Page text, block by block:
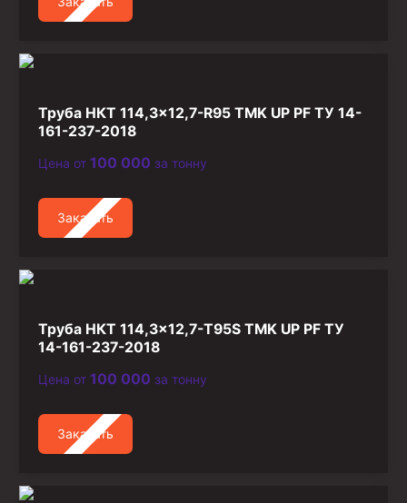
Труба НКТ 114,3×12,7-R95 TMK UP PF ТУ 14-
161-237-2018
Цена от 100 000 за тонну
Заказать
Труба НКТ 114,3×12,7-T95S TMK UP PF ТУ
14-161-237-2018
Цена от 100 000 за тонну
Заказать